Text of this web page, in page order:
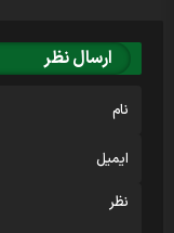
ارسال نظر